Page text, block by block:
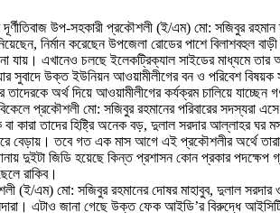
দূর্ণীতিবাজ উপ-সহকারী প্রকৌশলী (ই/এম) মো: সজিবুর
নির্মান করেছেন উপজেলা রোডের পাশে বিলাশবহুল
এখানেও চলছে ইলেকট্রিক্যাল সাইডের মাধ্যমে তার
সুবাদে উক্ত ইউনিয়ন আওয়ামীলীগের বন ও পরিবেশ বিষয়ক
অর্থ দিয়ে আওয়ামীলীগের কর্যক্রম চালিয়ে
প্রকৌশলী মো: সজিবুর রহমানের পরিবারের সদস্যরা
কারা তাদের হিষ্ট্রি অনেক বড়, দুলাল সরদার আল্লাহর ঘর
বেড়ায়। তবে গত এক মাস আগে এই প্রকৌশলীর অর্থে
দুইটা জিডি হয়েছে কিন্ত প্রশাসন কোন প্রকার
রাকিব।
(ই/এম) মো: সজিবুর রহমানের দোষর মাহাবুব, দুলাল
এটাও জানা গেছে উক্ত ফেক আইডি’র বিরুদ্ধে